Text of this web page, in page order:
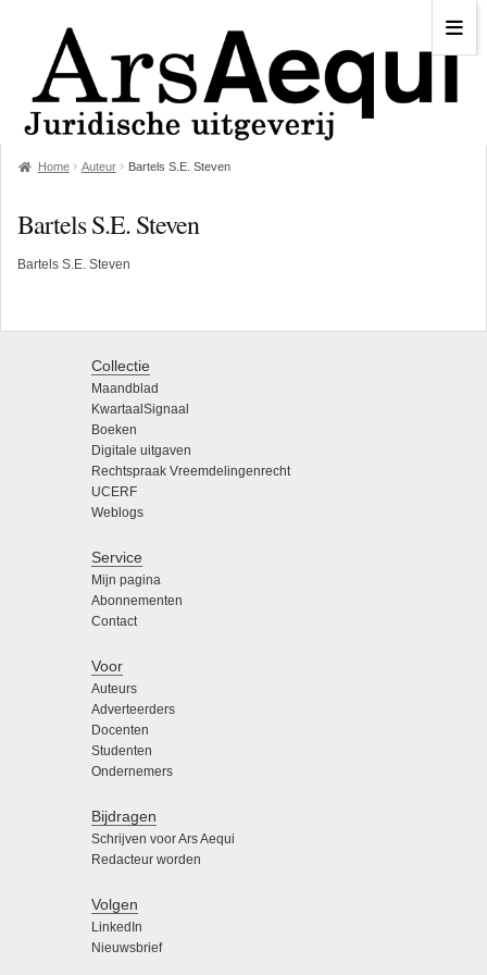
Home Auteur Bartels S.E. Steven
Bartels S.E. Steven
Bartels S.E. Steven
Collectie
Maandblad
KwartaalSignaal
Boeken
Digitale uitgaven
Rechtspraak Vreemdelingenrecht
UCERF
Weblogs
Service
Mijn pagina
Abonnementen
Contact
Voor
Auteurs
Adverteerders
Docenten
Studenten
Ondernemers
Bijdragen
Schrijven voor Ars Aequi
Redacteur worden
Volgen
LinkedIn
Nieuwsbrief